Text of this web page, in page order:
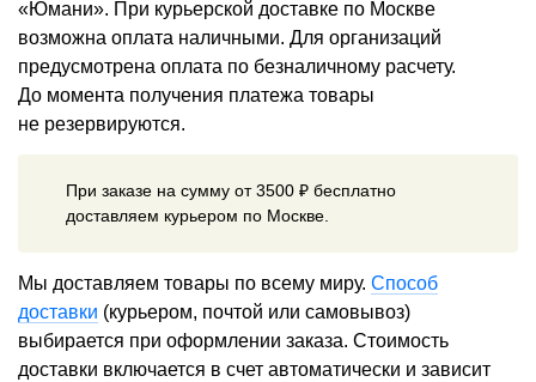
«Юмани». При курьерской доставке по Москве
возможна оплата наличными. Для организаций
предусмотрена оплата по безналичному расчету.
До момента получения платежа товары
не резервируются.
При заказе на сумму от 3500 ₽ бесплатно
доставляем курьером по Москве.
Мы доставляем товары по всему миру. Способ
доставки (курьером, почтой или самовывоз)
выбирается при оформлении заказа. Стоимость
доставки включается в счет автоматически и зависит